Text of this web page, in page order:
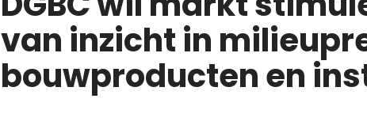
van inzicht in
bouwproducten en